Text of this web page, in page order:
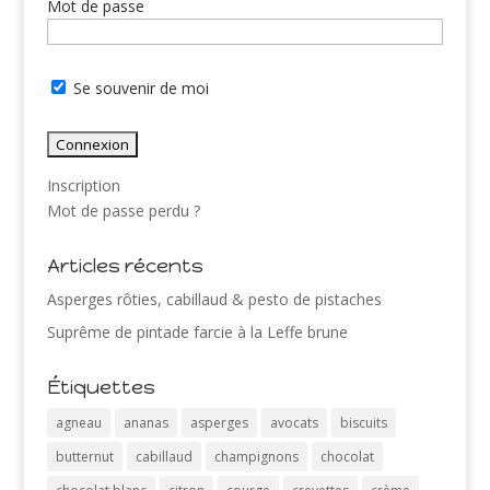
Mot de passe
Se souvenir de moi
Inscription
Mot de passe perdu ?
Articles récents
Asperges rôties, cabillaud & pesto de pistaches
Suprême de pintade farcie à la Leffe brune
Étiquettes
agneau ananas asperges avocats
biscuits
butternut
cabillaud champignons
chocolat